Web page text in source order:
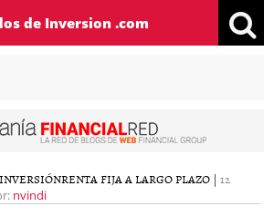
de Inversion .com
RENTA FIJA A LARGO PLAZO | 12
nvindi